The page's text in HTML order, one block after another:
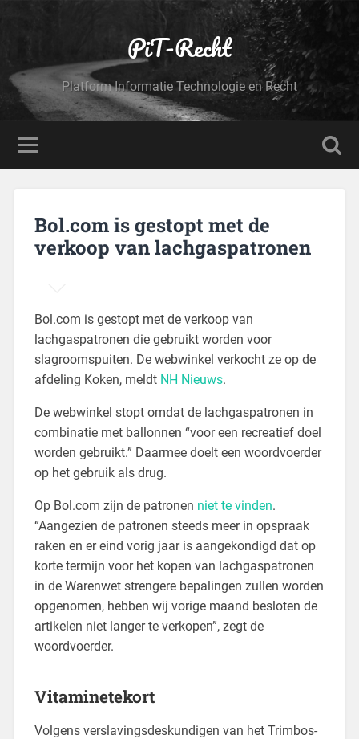
PiT-Recht
Platform Informatie Technologie en Recht
Bol.com is gestopt met de
verkoop van lachgaspatronen
Bol.com is gestopt met de verkoop van
lachgaspatronen die gebruikt worden voor
slagroomspuiten. De webwinkel verkocht ze op de
afdeling Koken, meldt NH Nieuws.
De webwinkel stopt omdat de lachgaspatronen in
combinatie met ballonnen “voor een recreatief doel
worden gebruikt.” Daarmee doelt een woordvoerder
op het gebruik als drug.
Op Bol.com zijn de patronen niet te vinden.
“Aangezien de patronen steeds meer in opspraak
raken en er eind vorig jaar is aangekondigd dat op
korte termijn voor het kopen van lachgaspatronen
in de Warenwet strengere bepalingen zullen worden
opgenomen, hebben wij vorige maand besloten de
artikelen niet langer te verkopen”, zegt de
woordvoerder.
Vitaminetekort
Volgens verslavingsdeskundigen van het Trimbos-